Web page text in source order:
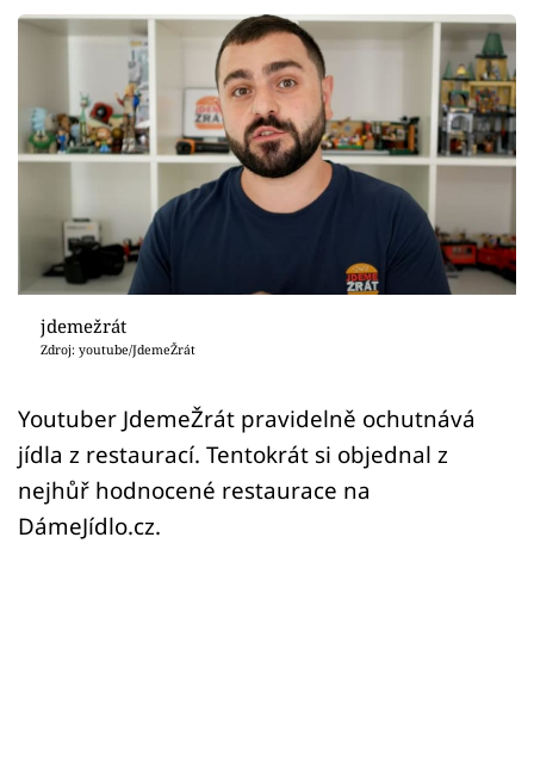
Virály
Sex a vztahy
Videa
Sledujte prima+
Přihlášení
jdemežrát
Zdroj: youtube/JdemeŽrát
Youtuber JdemeŽrát pravidelně ochutnává
jídla z restaurací. Tentokrát si objednal z
nejhůř hodnocené restaurace na
DámeJídlo.cz.